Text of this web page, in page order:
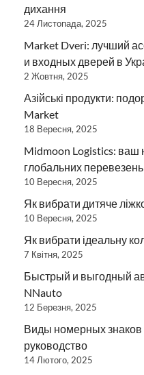
дихання
24 Листопада, 2025
Market Dveri: лучший
и входных дверей в
2 Жовтня, 2025
Азійські продукти:
Market
18 Вересня, 2025
Midmoon Logistics: ваш
глобальних перевезень
10 Вересня, 2025
Як вибрати дитяче
10 Вересня, 2025
Як вибрати ідеальну
7 Квітня, 2025
Быстрый и выгодный
NNauto
12 Березня, 2025
Виды номерных знаков
руководство
14 Лютого, 2025